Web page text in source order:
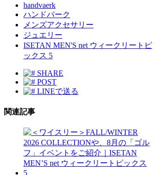
handvaerk
ハンドバーク
メンズアクセサリー
ジュエリー
ISETAN MEN'S net ウィークリートピ
ックス 5
SHARE
POST
LINEで送る
関連記事